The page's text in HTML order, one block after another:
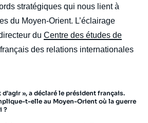
stratégiques qui nous lient à
du Moyen-Orient. L’éclairage
du Centre des études de
français des relations internationales
», a déclaré le président français.
t-elle au Moyen-Orient où la guerre
?